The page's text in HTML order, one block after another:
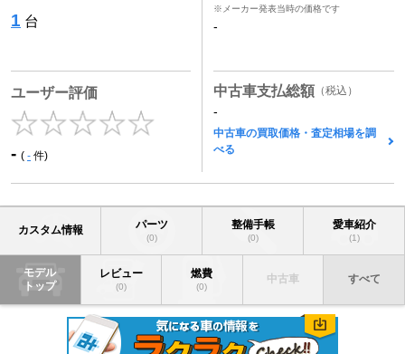
1 台
ユーザー評価
- ( - 件)
※メーカー発表当時の価格です
-
中古車支払総額 （税込）
-
中古車の買取価格・査定相場を調
べる
カスタム情報 パーツ
(0)
整備手帳
(0)
愛車紹介
(1)
モデル
トップ
レビュー
(0)
燃費
(0)
中古車 すべて